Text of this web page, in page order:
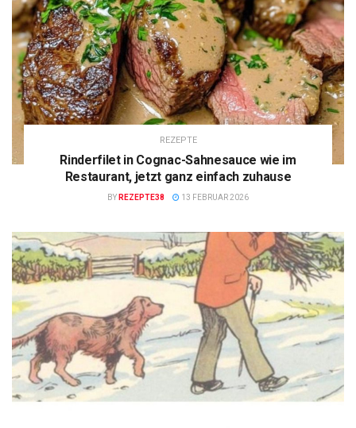
REZEPTE
Rinderfilet in Cognac-Sahnesauce wie im
Restaurant, jetzt ganz einfach zuhause
BY REZEPTE38 13 FEBRUAR 2026